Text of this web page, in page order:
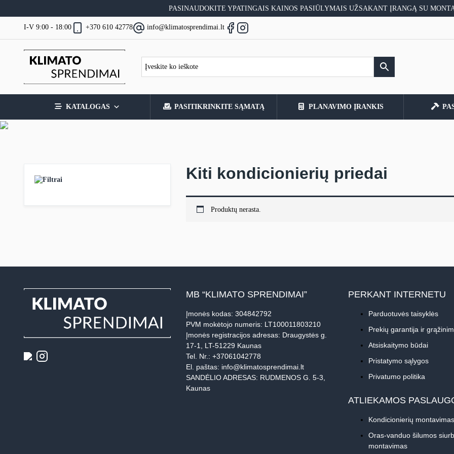
to
PASINAUDOKITE YPATINGAIS KAINOS PASIŪLYMAIS UŽSAKANT ĮRANGĄ SU
I-V 9:00 - 18:00 +370 610 42778 info@klimatosprendimai.lt
KATALOGAS PASITIKRINKITE SĄMATĄ PLANAVIMO ĮRANKIS
Filtrai Kiti kondicionierių priedai
Produktų nerasta.
MB “KLIMATO SPRENDIMAI”
Įmonės kodas: 304842792
PVM mokėtojo numeris: LT100011803210
Įmonės registracijos adresas: Draugystės g.
17-1, LT-51229 Kaunas
Tel. Nr.: +37061042778
El. paštas: info@klimatosprendimai.lt
SANDĖLIO ADRESAS: RUDMENOS G. 5-3,
Kaunas
PERKANT INTERNETU
Parduotuvės taisyklės
Prekių garantija ir
Atsiskaitymo būdai
Pristatymo sąlygos
Privatumo politika
ATLIEKAMOS
Kondicionierių montavimas
Oras-vanduo šilumos
montavimas